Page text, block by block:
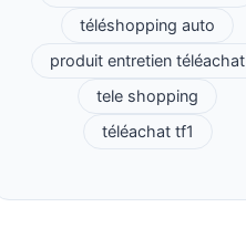
téléshopping auto
produit entretien téléachat
tele shopping
téléachat tf1